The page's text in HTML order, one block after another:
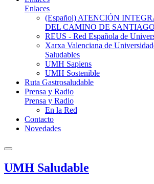
Enlaces
(Español) ATENCIÓN
DEL CAMINO DE SANTIAGO
REUS - Red Española de
Xarxa Valenciana de
Saludables
UMH Sapiens
UMH Sostenible
Ruta Gastrosaludable
Prensa y Radio
Prensa y Radio
En la Red
Contacto
Novedades
UMH Saludable